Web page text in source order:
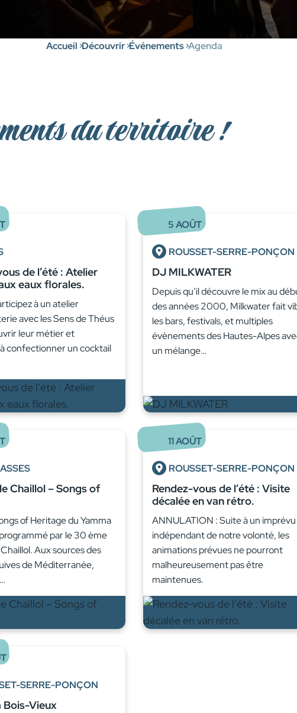
Accueil Découvrir Événements Agenda
du territoire !
de l’été : Atelier
eaux florales.
à un atelier
avec les Sens de Théus
leur métier et
confectionner un cocktail
5AOÛT
ROUSSET-SERRE-PONÇON
DJ MILKWATER
Depuis qu’il découvre le mix au
des années 2000, Milkwater fait
les bars, festivals, et multiples
évènements des Hautes-Alpes
un mélange…
Chaillol – Songs of
of Heritage du Yamma
par le 30 ème
Aux sources des
de Méditerranée,
11AOÛT
ROUSSET-SERRE-PONÇON
Rendez-vous de l’été : Visite
décalée en van rétro.
ANNULATION : Suite à un imprévu
indépendant de notre volonté, les
animations prévues ne pourront
malheureusement pas être
maintenues.
SERRE-PONÇON
Bois-Vieux